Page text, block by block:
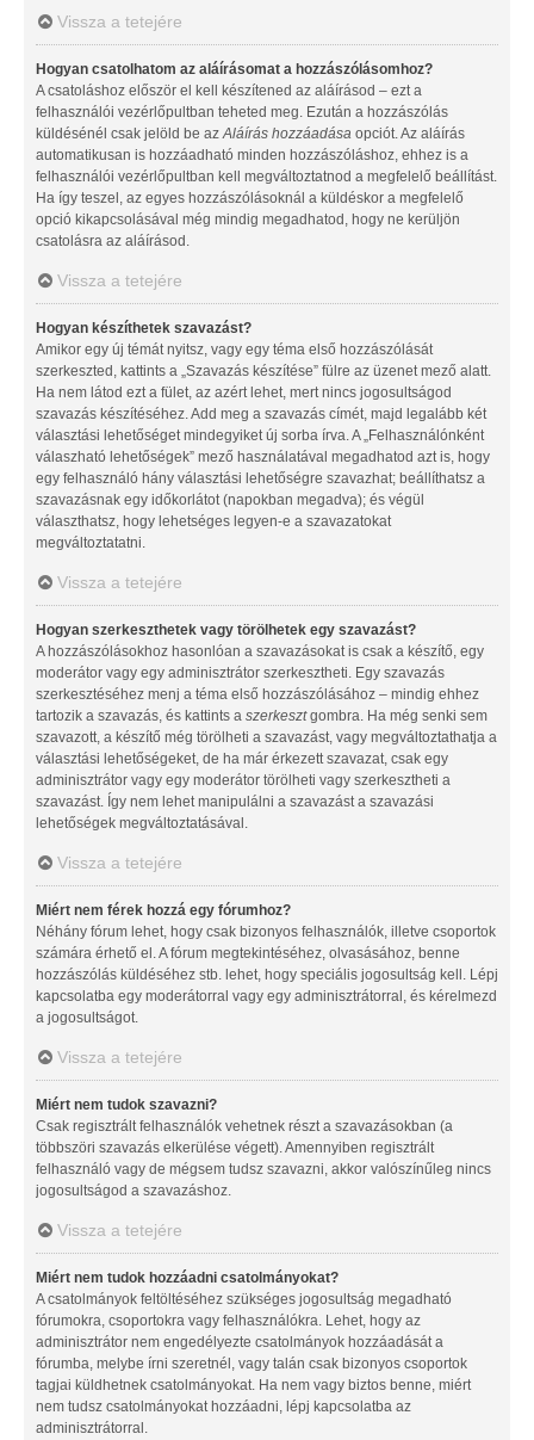
Vissza a tetejére
Hogyan csatolhatom az aláírásomat a hozzászólásomhoz?
A csatoláshoz először el kell készítened az aláírásod – ezt a
felhasználói vezérlőpultban teheted meg. Ezután a hozzászólás
küldésénél csak jelöld be az Aláírás hozzáadása opciót. Az aláírás
automatikusan is hozzáadható minden hozzászóláshoz, ehhez is a
felhasználói vezérlőpultban kell megváltoztatnod a megfelelő beállítást.
Ha így teszel, az egyes hozzászólásoknál a küldéskor a megfelelő
opció kikapcsolásával még mindig megadhatod, hogy ne kerüljön
csatolásra az aláírásod.
Vissza a tetejére
Hogyan készíthetek szavazást?
Amikor egy új témát nyitsz, vagy egy téma első hozzászólását
szerkeszted, kattints a „Szavazás készítése” fülre az üzenet mező alatt.
Ha nem látod ezt a fület, az azért lehet, mert nincs jogosultságod
szavazás készítéséhez. Add meg a szavazás címét, majd legalább két
választási lehetőséget mindegyiket új sorba írva. A „Felhasználónként
válaszható lehetőségek” mező használatával megadhatod azt is, hogy
egy felhasználó hány választási lehetőségre szavazhat; beállíthatsz a
szavazásnak egy időkorlátot (napokban megadva); és végül
választhatsz, hogy lehetséges legyen-e a szavazatokat
megváltoztatatni.
Vissza a tetejére
Hogyan szerkeszthetek vagy törölhetek egy szavazást?
A hozzászólásokhoz hasonlóan a szavazásokat is csak a készítő, egy
moderátor vagy egy adminisztrátor szerkesztheti. Egy szavazás
szerkesztéséhez menj a téma első hozzászólásához – mindig ehhez
tartozik a szavazás, és kattints a szerkesztgombra. Ha még senki sem
szavazott, a készítő még törölheti a szavazást, vagy megváltoztathatja a
választási lehetőségeket, de ha már érkezett szavazat, csak egy
adminisztrátor vagy egy moderátor törölheti vagy szerkesztheti a
szavazást. Így nem lehet manipulálni a szavazást a szavazási
lehetőségek megváltoztatásával.
Vissza a tetejére
Miért nem férek hozzá egy fórumhoz?
Néhány fórum lehet, hogy csak bizonyos felhasználók, illetve csoportok
számára érhető el. A fórum megtekintéséhez, olvasásához, benne
hozzászólás küldéséhez stb. lehet, hogy speciális jogosultság kell. Lépj
kapcsolatba egy moderátorral vagy egy adminisztrátorral, és kérelmezd
a jogosultságot.
Vissza a tetejére
Miért nem tudok szavazni?
Csak regisztrált felhasználók vehetnek részt a szavazásokban (a
többszöri szavazás elkerülése végett). Amennyiben regisztrált
felhasználó vagy de mégsem tudsz szavazni, akkor valószínűleg nincs
jogosultságod a szavazáshoz.
Vissza a tetejére
Miért nem tudok hozzáadni csatolmányokat?
A csatolmányok feltöltéséhez szükséges jogosultság megadható
fórumokra, csoportokra vagy felhasználókra. Lehet, hogy az
adminisztrátor nem engedélyezte csatolmányok hozzáadását a
fórumba, melybe írni szeretnél, vagy talán csak bizonyos csoportok
tagjai küldhetnek csatolmányokat. Ha nem vagy biztos benne, miért
nem tudsz csatolmányokat hozzáadni, lépj kapcsolatba az
adminisztrátorral.